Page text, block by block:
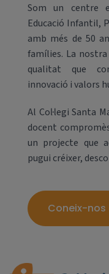
Som un centre
Educació Infantil,
amb més de 50
famílies. La
qualitat que
innovació i valors
Al Col·legi Santa
docent
un projecte que
pugui créixer,
Coneix-nos